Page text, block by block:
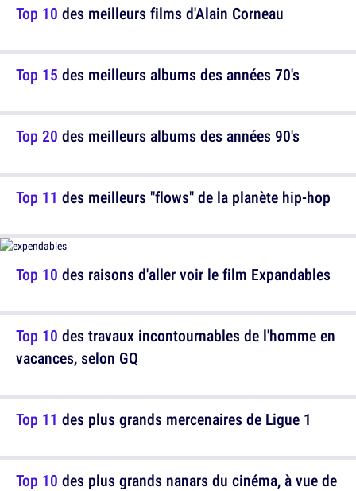
Top 15 des meilleurs albums des années 70's
Top 11 des meilleurs "flows" de la planète hip-hop
Top 10 des travaux incontournables de l'homme en
vacances, selon GQ
Top 10 des plus grands nanars du cinéma, à vue de
Top 10 des meilleurs films d'Alain Corneau
Top 20 des meilleurs albums des années 90's
Top 10 des raisons d'aller voir le film Expandables
Top 11 des plus grands mercenaires de Ligue 1